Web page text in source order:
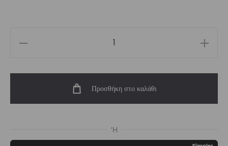
ποσότητα
Προσθήκη στο καλάθι